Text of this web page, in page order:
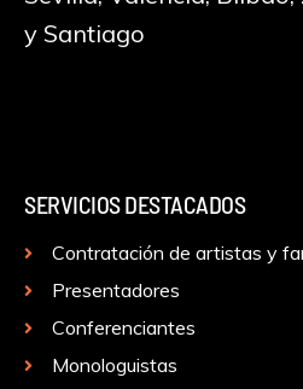
y Santiago
SERVICIOS DESTACADOS
Contratación de artistas y
Presentadores
Conferenciantes
Monologuistas